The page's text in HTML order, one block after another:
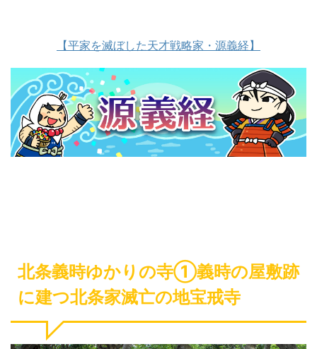
【平家を滅ぼした天才戦略家・源義経】
北条義時ゆかりの寺①義時の屋敷跡
に建つ北条家滅亡の地宝戒寺